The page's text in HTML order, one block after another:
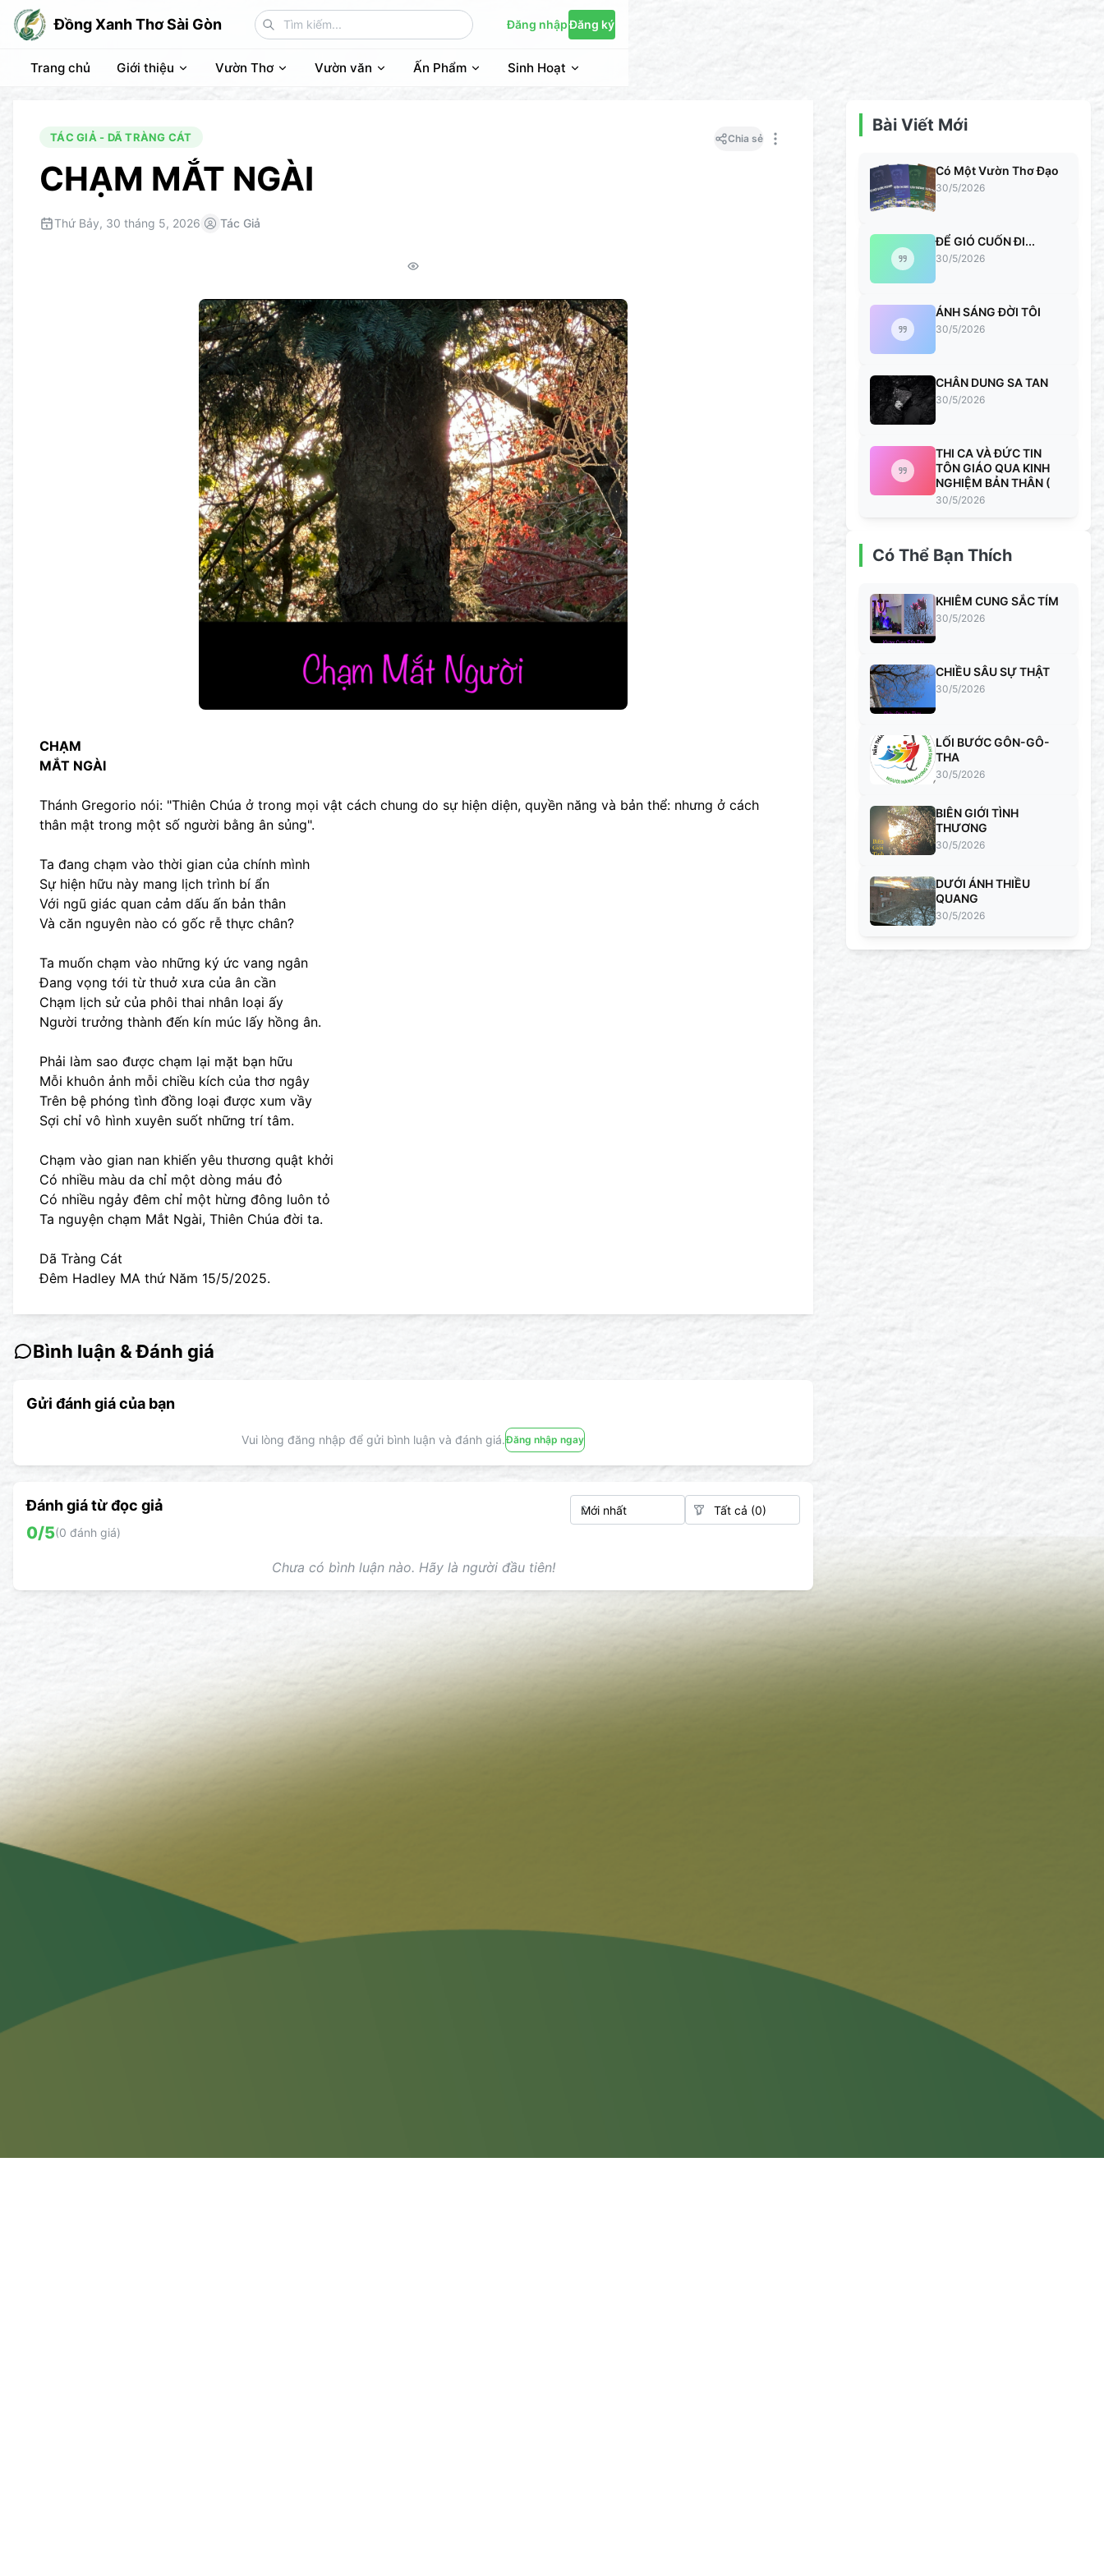
Đồng Xanh Thơ Sài Gòn Đăng nhậpĐăng ký
Trang chủ Giới thiệu Vườn Thơ Vườn văn Ấn Phẩm Sinh Hoạt
TÁC GIẢ - DÃ TRÀNG CÁT
CHẠM MẮT NGÀI
Chia sẻ
Thứ Bảy, 30 tháng 5, 2026 Tác Giả
CHẠM
MẮT NGÀI
Thánh Gregorio nói: "Thiên Chúa ở trong mọi vật cách chung do sự hiện diện, quyền năng và bản thể: nhưng ở cách
thân mật trong một số người bằng ân sủng".
Ta đang chạm vào thời gian của chính mình
Sự hiện hữu này mang lịch trình bí ẩn
Với ngũ giác quan cảm dấu ấn bản thân
Và căn nguyên nào có gốc rễ thực chân?
Ta muốn chạm vào những ký ức vang ngân
Đang vọng tới từ thuở xưa của ân cần
Chạm lịch sử của phôi thai nhân loại ấy
Người trưởng thành đến kín múc lấy hồng ân.
Phải làm sao được chạm lại mặt bạn hữu
Mỗi khuôn ảnh mỗi chiều kích của thơ ngây
Trên bệ phóng tình đồng loại được xum vầy
Sợi chỉ vô hình xuyên suốt những trí tâm.
Chạm vào gian nan khiến yêu thương quật khởi
Có nhiều màu da chỉ một dòng máu đỏ
Có nhiều ngảy đêm chỉ một hừng đông luôn tỏ
Ta nguyện chạm Mắt Ngài, Thiên Chúa đời ta.
Dã Tràng Cát
Đêm Hadley MA thứ Năm 15/5/2025.
Bình luận & Đánh giá
Gửi đánh giá của bạn
Vui lòng đăng nhập để gửi bình luận và đánh giá.Đăng nhập ngay
Đánh giá từ đọc giả
0/5(0 đánh giá)
Chưa có bình luận nào. Hãy là người đầu tiên!
Bài Viết Mới
Có Một Vườn Thơ Đạo
30/5/2026
ĐỂ GIÓ CUỐN ĐI...
30/5/2026
ÁNH SÁNG ĐỜI TÔI
30/5/2026
CHÂN DUNG SA TAN
30/5/2026
THI CA VÀ ĐỨC TIN
TÔN GIÁO QUA KINH
NGHIỆM BẢN THÂN (
30/5/2026
Có Thể Bạn Thích
KHIÊM CUNG SẮC TÍM
30/5/2026
CHIỀU SÂU SỰ THẬT
30/5/2026
LỐI BƯỚC GÔN-GÔ-
THA
30/5/2026
BIÊN GIỚI TÌNH
THƯƠNG
30/5/2026
DƯỚI ÁNH THIỀU
QUANG
30/5/2026